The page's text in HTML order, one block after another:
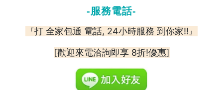
-服務電話-
『打 全家包通 電話, 24小時服務 到你家!!』
[歡迎來電洽詢即享 8折!優惠]